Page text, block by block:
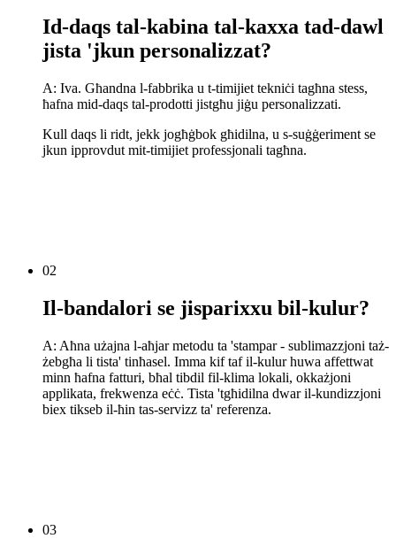
Id-daqs tal-kabina tal-kaxxa tad-dawl
jista 'jkun personalizzat?
A: Iva. Għandna l-fabbrika u t-timijiet tekniċi tagħna stess,
ħafna mid-daqs tal-prodotti jistgħu jiġu personalizzati.
Kull daqs li ridt, jekk jogħġbok għidilna, u s-suġġeriment se
jkun ipprovdut mit-timijiet professjonali tagħna.
02
Il-bandalori se jisparixxu bil-kulur?
A: Aħna użajna l-aħjar metodu ta 'stampar - sublimazzjoni taż-
żebgħa li tista' tinħasel. Imma kif taf il-kulur huwa affettwat
minn ħafna fatturi, bħal tibdil fil-klima lokali, okkażjoni
applikata, frekwenza eċċ. Tista 'tgħidilna dwar il-kundizzjoni
biex tikseb il-ħin tas-servizz ta' referenza.
03